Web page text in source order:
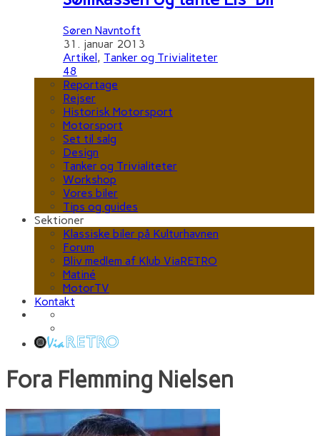
Søren Navntoft
31. januar 2013
Artikel, Tanker og Trivialiteter
48
Reportage
Rejser
Historisk Motorsport
Motorsport
Set til salg
Design
Tanker og Trivialiteter
Workshop
Vores biler
Tips og guides
Sektioner
Klassiske biler på Kulturhavnen
Forum
Bliv medlem af Klub ViaRETRO
Matiné
MotorTV
Kontakt
Fora Flemming Nielsen